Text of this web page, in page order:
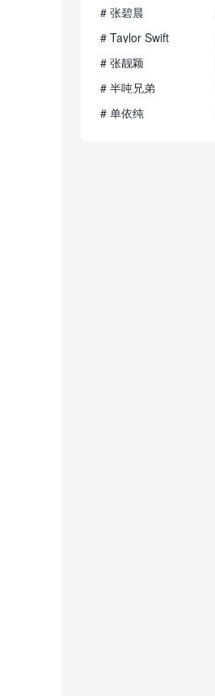
# 张碧晨
# Taylor Swift
# 张靓颖
# 半吨兄弟
# 单依纯